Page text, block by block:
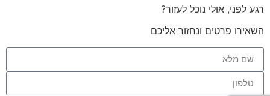
רגע לפני, אולי נוכל לעזור?
השאירו פרטים ונחזור אליכם